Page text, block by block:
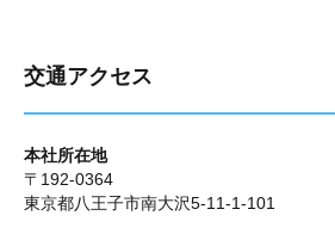
交通アクセス
本社所在地
〒192-0364
東京都八王子市南大沢5-11-1-101